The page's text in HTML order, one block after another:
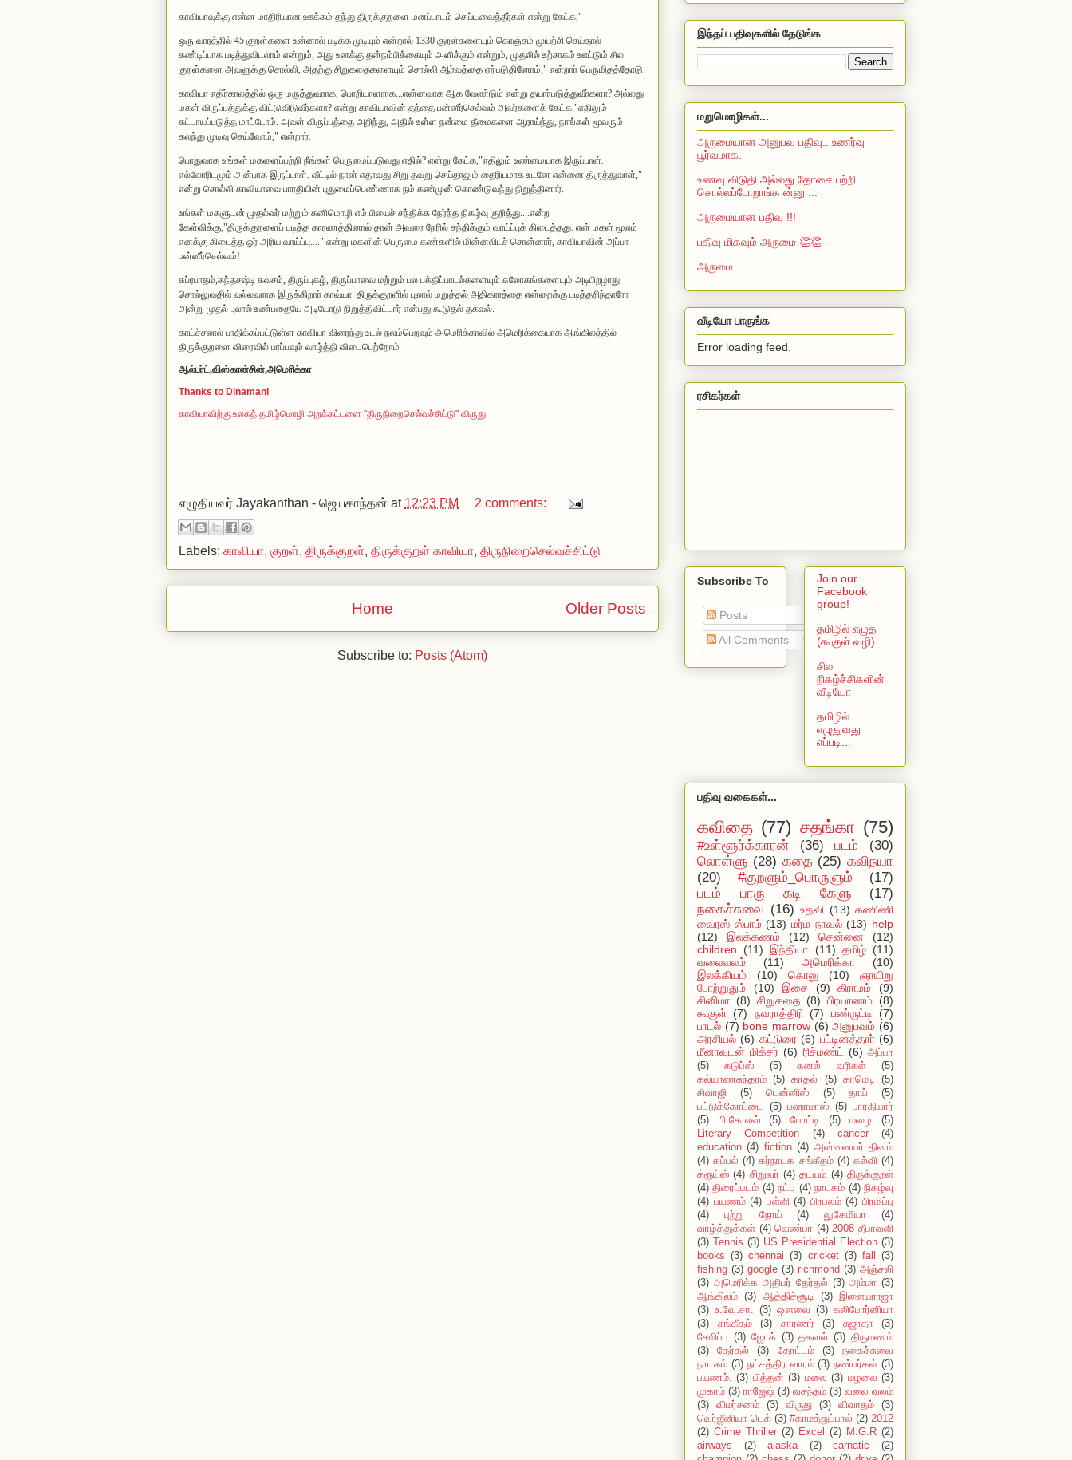
காவியாவுக்கு என்ன‌ மாதிரியான‌ ஊக்க‌ம் த‌ந்து திருக்குற‌ளை ம‌ன‌ப்பாட‌ம் செய்ய‌வைத்தீர்க‌ள் என்று கேட்க‌,"
ஒரு வாரத்தில் 45 குறள்களை உன்னால் படிக்க முடியும் என்றால் 1330 குறள்களையும் கொஞ்சம் முயற்சி செய்தால்
கண்டிப்பாக படித்துவிடலாம் என்றும், அது உனக்கு தன்நம்பிக்கையும் அளிக்கும் என்றும், முதலில் உற்சாகம் ஊட்டும் சில
குறள்களை அவளுக்கு சொல்லி, அதற்கு சிறுகதைகளையும் சொல்லி ஆர்வத்தை ஏற்படுதினோம்," என்றார் பெருமித‌த்தோடு.
காவியா எதிர்கால‌த்தில் ஒரு ம‌ருத்துவ‌ராக‌, பொறியாள‌ராக‌...என்ன‌வாக‌ ஆக‌ வேண்டும் என்று த‌யார்ப‌டுத்துவீர்க‌ளா? அல்ல‌து
ம‌க‌ள் விருப்ப‌த்துக்கு விட்டுவிடுவீர்க‌ளா? என்று காவியாவின் த‌ந்தை ப‌ன்னீர்செல்வ‌ம் அவ‌ர்க‌ளைக் கேட்க‌,"எதிலும்
கட்டாயப்படுத்த மாட்டோம். அவள் விருப்பத்தை அறிந்து, அதில் உள்ள நன்மை தீமைகளை ஆராய்ந்து, நாங்கள் மூவரும்
கலந்து முடிவு செய்வோம்," என்றார்.
பொதுவாக‌ உங்க‌ள் மக‌ளைப்ப‌ற்றி நீங்க‌ள் பெருமைப்ப‌டுவ‌து எதில்? என்று கேட்க,"எதிலும் உண்மையாக இருப்பாள்.
எல்லோரிடமும் அன்பாக இருப்பாள். வீட்டில் நான் எதாவது சிறு தவறு செய்தாலும் தைரியமாக உடனே என்னை திருத்துவாள்,"
என்று சொல்லி காவியாவை பார‌தியின் புதுமைப்பெண்ணாக‌ ந‌ம் க‌ண்முன் கொண்டுவ‌ந்து நிறுத்தினார்.
உங்க‌ள் ம‌க‌ளுட‌ன் முத‌ல்வ‌ர் ம‌ற்றும் க‌னிமொழி எம்.பியைச் ச‌ந்திக்க‌ நேர்ந்த‌ நிக‌ழ்வு குறித்து....என்ற
கேள்விக்கு,"திருக்குறளைப் படித்த காரணத்தினால் தான் அவரை நேரில் சந்திக்கும் வாய்ப்புக் கிடைத்தது. என் மகள் மூலம்
எனக்கு கிடைத்த ஓர் அரிய வாய்ப்பு...." என்று மகளின் பெருமை கண்க‌ளில் மின்ன‌லிட‌ச் சொன்னார், காவியாவின் அப்பா
பன்னீர்செல்வம்!
சுப்ரபாதம்,கந்தசஷ்டி கவசம், திருப்புகழ், திருப்பாவை மற்றும் பல பக்திப்பாடல்களையும் சுலோகங்களையும் அடிபிறழாது
சொல்லுவதில் வல்லவராக இருக்கிறார் காவ்யா. திருக்குறளில் புலால் மறுத்தல் அதிகாரத்தை என்றைக்கு படித்தறிந்தாரோ
அன்று முதல் புலால் உண்பதையே அடியோடு நிறுத்திவிட்டார் என்பது கூடுதல் தகவல்.
காய்ச்சலால் பாதிக்கப்பட்டுள்ள காவியா விரைந்து உட‌ல் நல‌ம்பெற‌வும் அமெரிக்காவில் அமெரிக்கையாக‌ ஆங்கில‌த்தில்
திருக்குற‌ளை விரைவில் ப‌ர‌ப்ப‌வும் வாழ்த்தி விடைபெற்றோம்
ஆல்ப‌ர்ட்,விஸ்கான்சின்,அமெரிக்கா
Thanks to Dinamani
காவியாவிற்கு உலகத் தமிழ்மொழி அறக்கட்டளை "திருநிறைசெல்வச்சிட்டு" விருது
எழுதியவர் Jayakanthan - ஜெயகாந்தன் at 12:23 PM 2 comments:
Labels: காவியா, குற‌ள், திருக்குறள், திருக்குறள் காவியா, திருநிறைசெல்வச்சிட்டு
Older Posts
Home
Subscribe to: Posts (Atom)
இந்தப் பதிவுகளில் தேடுங்க
மறுமொழிகள்...
அருமையான அனுபவ பதிவு.. உணர்வு
பூர்வமாக.
உணவு விடுதி அல்லது தோசை பற்றி
சொல்லப்போறாங்க ன்னு ...
அருமையான பதிவு !!!
பதிவு மிகவும் அருமை 👏👏
அருமை
வீடியோ பாருங்க
Error loading feed.
ரசிகர்கள்
Subscribe To
Posts
All Comments
Join our
Facebook
group!
தமிழில் எழுத
(கூகுள் வழி)
சில
நிகழ்ச்சிகளின்
வீடியோ
தமிழில்
எழுதுவது
எப்படி...
பதிவு வகைகள்...
கவிதை (77) சதங்கா (75)
#உள்ளூர்க்காரன் (36) படம்
(30)
லொள்ளு (28) கதை (25) கவிநயா
(20)
#குறளும்_பொருளும்
(17)
படம் பாரு கடி கேளு
(17)
நகைச்சுவை (16) உதவி (13) கணிணி
வைரஸ் ஸ்பாம் (13) மர்ம நாவல் (13) help
(12)
இலக்கணம் (12) சென்னை
(12)
children
(11) இந்தியா (11) தமிழ் (11)
வலைவலம்
(11) அமெரிக்கா
(10)
இலக்கியம்
(10) கொலு (10)
ஞாயிறு
போற்றுதும்
(10) இசை (9) கிராமம்
(9)
சினிமா (8) சிறுகதை (8) பிரயாணம் (8)
கூகுள் (7) நவராத்திரி (7) பண்ருட்டி
(7)
பாடல் (7) bone marrow (6) அனுபவம் (6)
அரசியல் (6) கட்டுரை (6) பட்டினத்தார் (6)
மீனாவுடன் மிக்சர் (6) ரிச்மண்ட் (6) அப்பா
(5)
கடுப்ஸ் (5) கனல் வரிகள்
(5)
கல்யாணசுந்தரம் (5) காதல் (5) காமெடி
(5)
சிவாஜி
(5) டென்னிஸ் (5) தாய்
(5)
பட்டுக்கோட்டை
(5) பஹாமாஸ் (5) பாரதியார்
(5)
பி.கே.எஸ் (5) போட்டி (5) மழை
(5)
Literary Competition
(4) cancer
(4)
education (4) fiction (4) அன்னையர் தினம்
(4) கப்பல் (4) கர்நாடக சங்கீதம் (4) கல்வி (4)
க்ரூய்ஸ் (4) சிறுவர் (4) தடயம் (4) திருக்குறள்
(4) திரைப்படம் (4) நட்பு (4) நாடகம் (4) நிகழ்வு
(4) பயணம் (4) பள்ளி (4) பிரபலம் (4) பிரமிப்பு
(4)
புற்று நோய் (4) லுகேமியா
(4)
வாழ்த்துக்கள் (4) வெண்பா (4) 2008 தீபாவளி
(3) Tennis (3) US Presidential Election (3)
books (3) chennai (3) cricket (3) fall
(3)
fishing (3) google (3) richmond (3) அஞ்சலி
(3) அமெரிக்க அதிபர் தேர்தல் (3) அம்மா (3)
ஆங்கிலம் (3) ஆத்திச்சூடி (3) இளையராஜா
(3) உ.வே.சா. (3) ஔவை (3) கலிபோர்னியா
(3)
சங்கீதம் (3) சாரணர் (3) சுஜாதா
(3)
சேமிப்பு (3) ஜோக் (3) தகவல் (3) திருமணம்
(3)
தேர்தல் (3) தோட்டம் (3)
நகைச்சுவை
நாடகம் (3) நட்சத்திர வாரம் (3) நண்பர்கள் (3)
பயணம்.
(3) பித்தன் (3) மலை (3) மழலை (3)
முகாம் (3) ராஜேஷ் (3) வசந்தம் (3) வலை வலம்
(3)
விமர்சனம் (3) விருது (3) விவாதம்
(3)
வெர்ஜீனியா டெக் (3) #காமத்துப்பால் (2) 2012
(2) Crime Thriller (2) Excel (2) M.G.R (2)
airways
(2) alaska (2) carnatic
(2)